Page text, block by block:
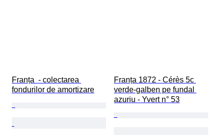
Franța  - colectarea
fondurilor de amortizare
Franța 1872 - Cérès 5c
verde-galben pe fundal
azuriu - Yvert n° 53